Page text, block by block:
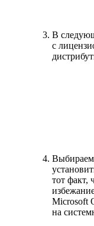
В
с
Выбираем
тот факт,
Microsoft
на